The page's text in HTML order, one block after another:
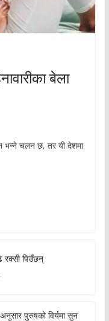
बेला
भन्ने चलन छ, तर यी देशमा
रक्सी पिउँछन्
पुरुषको विर्यमा सुन